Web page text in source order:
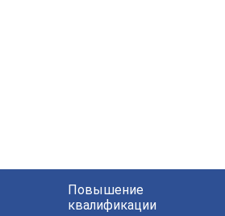
Повышение
квалификации